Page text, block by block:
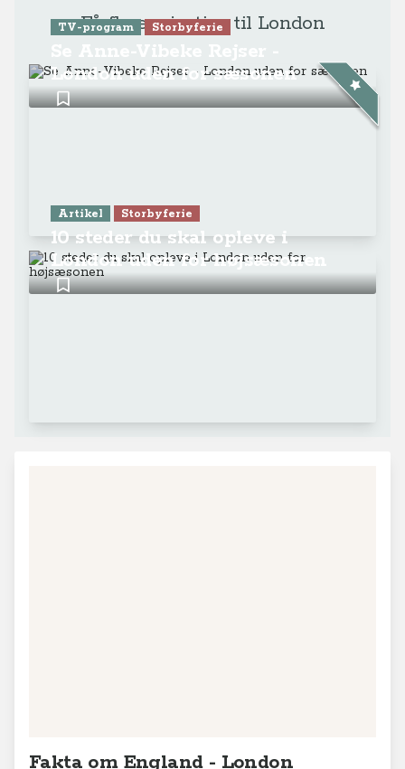
Få flere rejsetips til London
TV-program Storbyferie
London uden for sæsonen
Artikel Storbyferie
10 steder du skal opleve i
London uden for højsæsonen
Fakta om England - London